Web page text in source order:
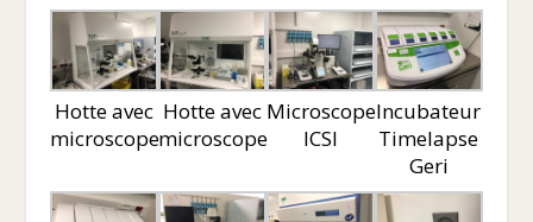
Hotte avec
microscope
Hotte avec
microscope
Microscope
ICSI
Incubateur
Timelapse
Geri